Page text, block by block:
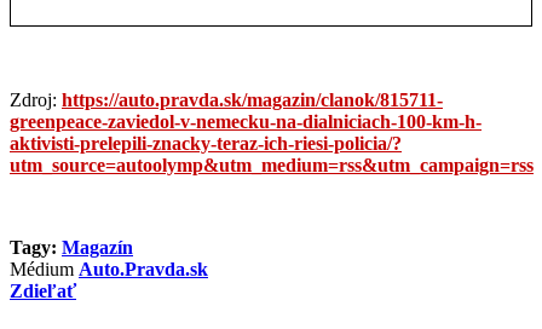
Zdroj: https://auto.pravda.sk/magazin/clanok/815711-
greenpeace-zaviedol-v-nemecku-na-dialniciach-100-km-h-
aktivisti-prelepili-znacky-teraz-ich-riesi-policia/?
utm_source=autoolymp&utm_medium=rss&utm_campaign=rss
Tagy: Magazín
Médium Auto.Pravda.sk
Zdieľať